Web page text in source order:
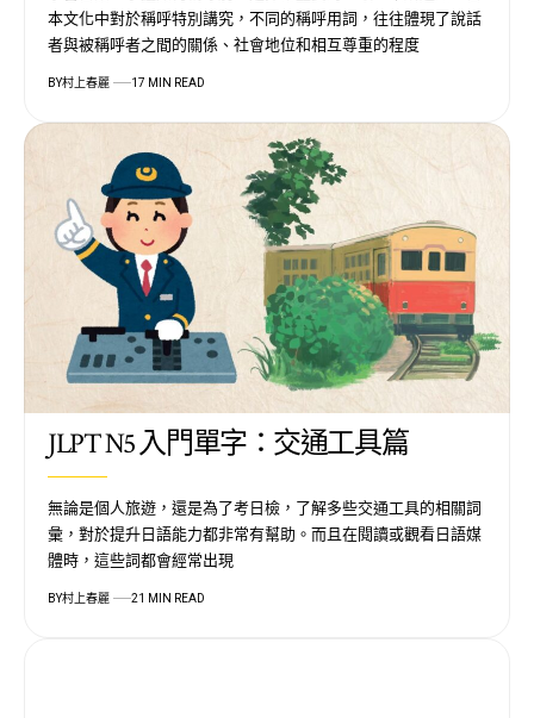
本文化中對於稱呼特別講究，不同的稱呼用詞，往往體現了說話
者與被稱呼者之間的關係、社會地位和相互尊重的程度
BY村上春麗 17 MIN READ
JLPT N5 入門單字：交通工具篇
無論是個人旅遊，還是為了考日檢，了解多些交通工具的相關詞
彙，對於提升日語能力都非常有幫助。而且在閱讀或觀看日語媒
體時，這些詞都會經常出現
BY村上春麗 21 MIN READ